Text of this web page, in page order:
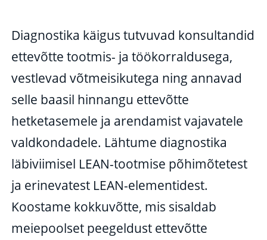
Diagnostika käigus tutvuvad konsultandid
ettevõtte tootmis- ja töökorraldusega,
vestlevad võtmeisikutega ning annavad
selle baasil hinnangu ettevõtte
hetketasemele ja arendamist vajavatele
valdkondadele. Lähtume diagnostika
läbiviimisel LEAN-tootmise põhimõtetest
ja erinevatest LEAN-elementidest.
Koostame kokkuvõtte, mis sisaldab
meiepoolset peegeldust ettevõtte